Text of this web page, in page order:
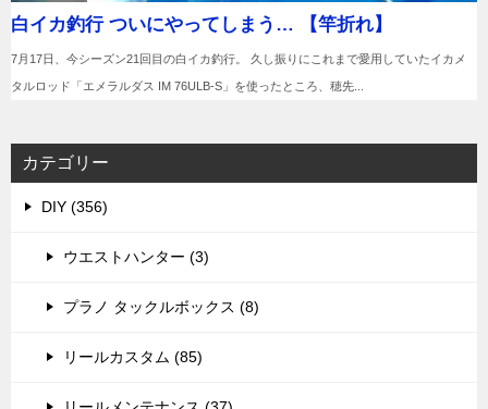
カテゴリー
DIY (356)
ウエストハンター (3)
プラノ タックルボックス (8)
リールカスタム (85)